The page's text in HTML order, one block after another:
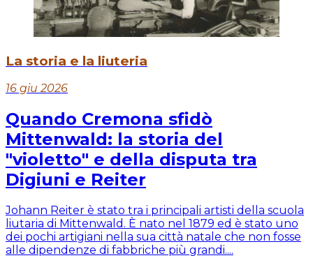
La storia e la liuteria
16 giu 2026
Quando Cremona sfidò
Mittenwald: la storia del
"violetto" e della disputa tra
Digiuni e Reiter
Johann Reiter è stato tra i principali artisti della scuola
liutaria di Mittenwald. È nato nel 1879 ed è stato uno
dei pochi artigiani nella sua città natale che non fosse
alle dipendenze di fabbriche più grandi....